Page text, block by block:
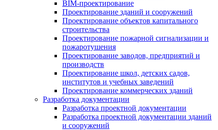
BIM-проектирование
Проектирование зданий и сооружений
Проектирование объектов капитального
строительства
Проектирование пожарной сигнализации и
пожаротушения
Проектирование заводов, предприятий и
производств
Проектирование школ, детских садов,
институтов и учебных заведений
Проектирование коммерческих зданий
Разработка документации
Разработка проектной документации
Разработка проектной документации зданий
и сооружений